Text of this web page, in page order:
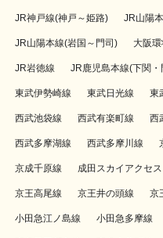
JR神戸線(神戸～姫路) JR山陽
JR山陽本線(岩国～門司) 大阪
JR岩徳線 JR鹿児島本線(下関
東武伊勢崎線 東武日光線 東
西武池袋線 西武有楽町線 西
西武多摩湖線 西武多摩川線
京成千原線 成田スカイアクセス
京王高尾線 京王井の頭線 京
小田急江ノ島線 小田急多摩線